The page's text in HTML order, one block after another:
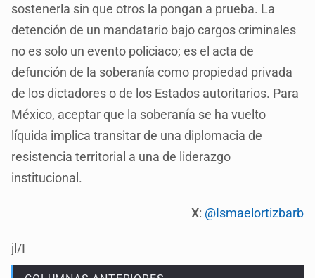
sostenerla sin que otros la pongan a prueba. La
detención de un mandatario bajo cargos criminales
no es solo un evento policiaco; es el acta de
defunción de la soberanía como propiedad privada
de los dictadores o de los Estados autoritarios. Para
México, aceptar que la soberanía se ha vuelto
líquida implica transitar de una diplomacia de
resistencia territorial a una de liderazgo
institucional.
X: @Ismaelortizbarb
jl/I